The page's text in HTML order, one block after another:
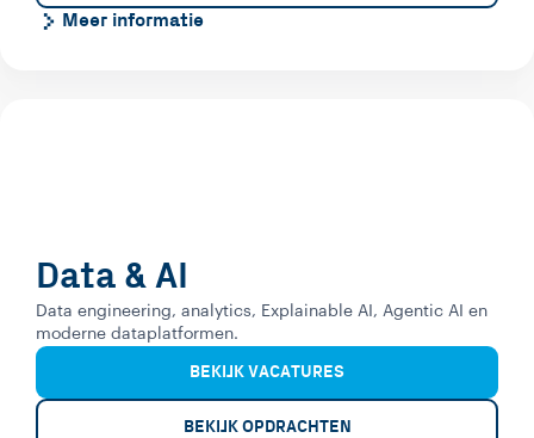
Meer informatie
Data & AI
Data engineering, analytics, Explainable AI, Agentic AI en
moderne dataplatformen.
BEKIJK VACATURES
BEKIJK OPDRACHTEN